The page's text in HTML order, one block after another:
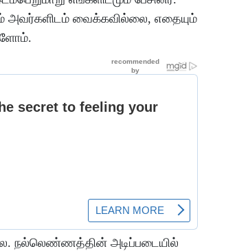
அவர்களிடம் வைக்கவில்லை, எதையும்
நல்லெண்ணத்தின் அடிப்படையில்